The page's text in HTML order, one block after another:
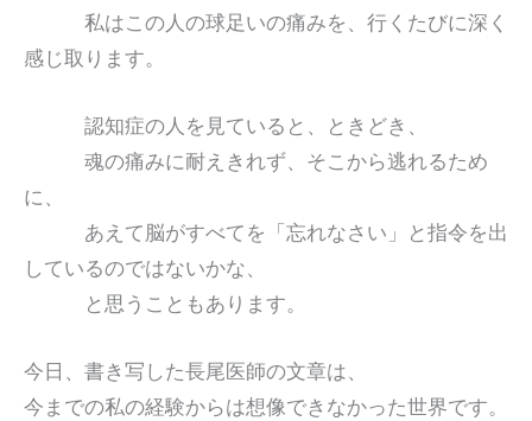
私はこの人の球足いの痛みを、行くたびに深く
感じ取ります。
認知症の人を見ていると、ときどき、
魂の痛みに耐えきれず、そこから逃れるため
に、
あえて脳がすべてを「忘れなさい」と指令を出
しているのではないかな、
と思うこともあります。
今日、書き写した長尾医師の文章は、
今までの私の経験からは想像できなかった世界です。